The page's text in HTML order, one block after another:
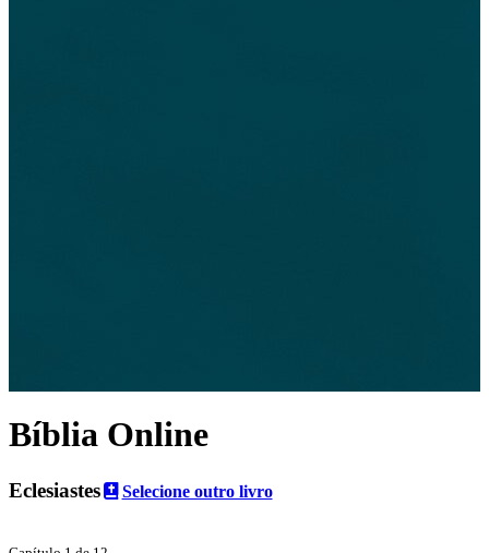
Bíblia Online
Eclesiastes Selecione outro livro